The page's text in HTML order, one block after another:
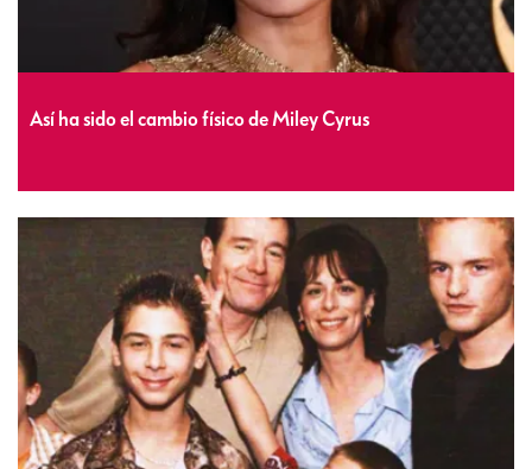
Así ha sido el cambio físico de Miley Cyrus